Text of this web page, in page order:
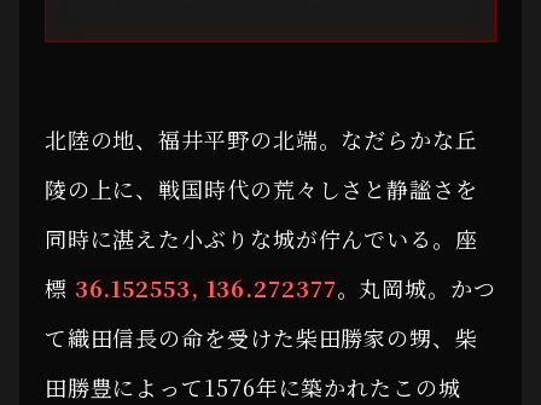
北陸の地、福井平野の北端。なだらかな丘
陵の上に、戦国時代の荒々しさと静謐さを
同時に湛えた小ぶりな城が佇んでいる。座
標 36.152553, 136.272377。丸岡城。かつ
て織田信長の命を受けた柴田勝家の甥、柴
田勝豊によって1576年に築かれたこの城